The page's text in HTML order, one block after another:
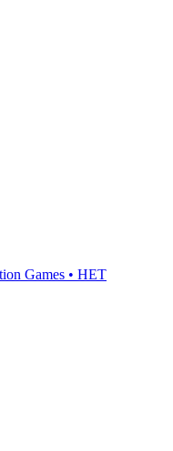
Games • НЕТ